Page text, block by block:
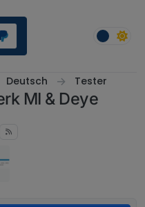
Deutsch Tester
MI & Deye